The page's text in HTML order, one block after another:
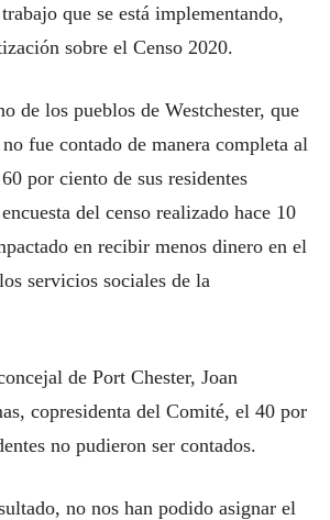
que se está implementando,
sobre el Censo 2020.
de los pueblos de Westchester, que
fue contado de manera completa al
por ciento de sus residentes
del censo realizado hace 10
en recibir menos dinero en el
servicios sociales de la
de Port Chester, Joan
copresidenta del Comité, el 40 por
no pudieron ser contados.
no nos han podido asignar el